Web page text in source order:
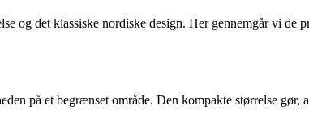
og det klassiske nordiske design. Her gennemgår vi de
på et begrænset område. Den kompakte størrelse